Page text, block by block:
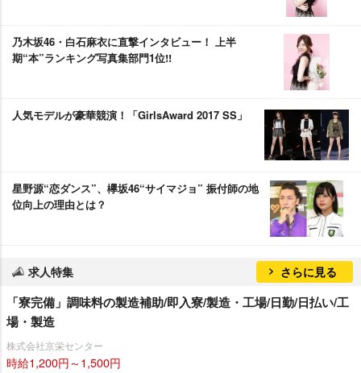
乃木坂46・白石麻衣に直撃インタビュー！ 上半
期“本”ランキング写真集部門1位!!
人気モデルが豪華競演！「GirlsAward 2017 SS」
星野源“恋ダンス”、欅坂46“サイマジョ” 振付師の地
位向上の理由とは？
求人特集 さらに見る
「寮完備」調味料の製造補助/即入寮/製造・工場/日勤/日払い/工
場・製造
株式会社京栄センター
時給1,200円～1,500円